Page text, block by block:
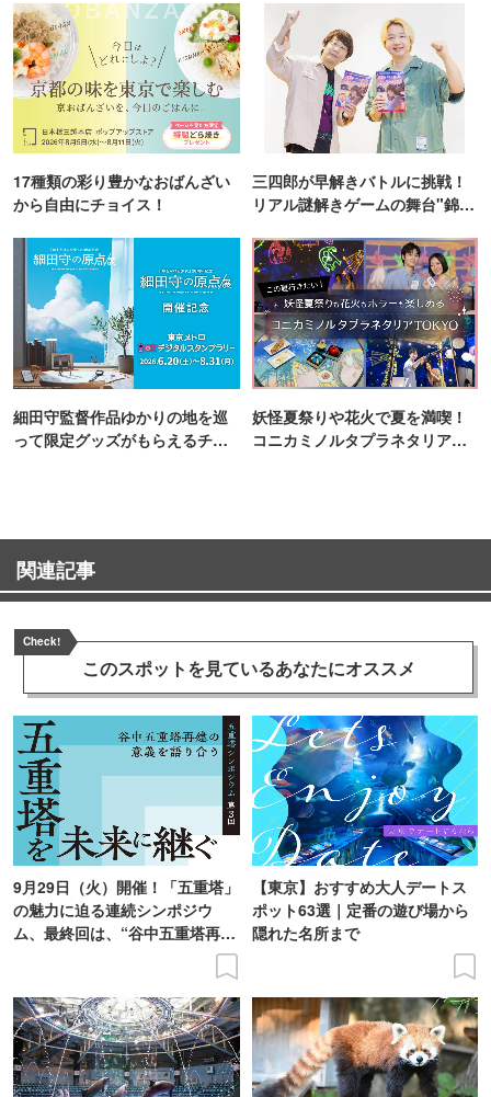
17種類の彩り豊かなおばんざい
から自由にチョイス！
三四郎が早解きバトルに挑戦！
リアル謎解きゲームの舞台"錦糸
細田守監督作品ゆかりの地を巡
って限定グッズがもらえるチャ
妖怪夏祭りや花火で夏を満喫！
コニカミノルタプラネタリア
関連記事
Check!
このスポットを見ているあなたにオススメ
9月29日（火）開催！「五重塔」
の魅力に迫る連続シンポジウ
ム、最終回は、“谷中五重塔再建
【東京】おすすめ大人デートス
ポット63選｜定番の遊び場から
隠れた名所まで